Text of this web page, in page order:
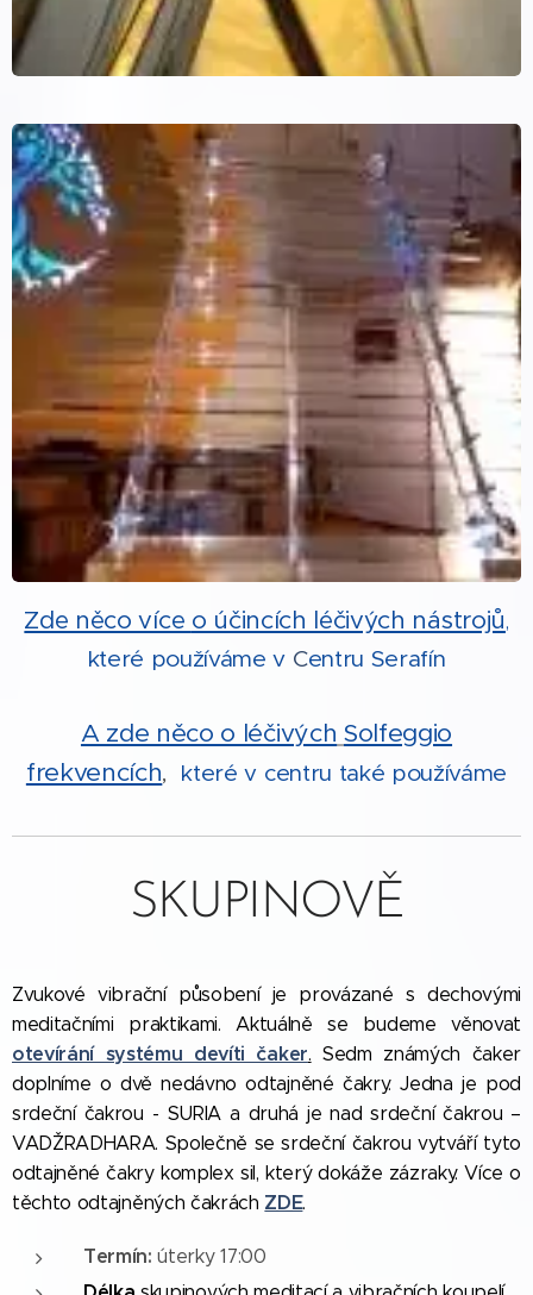
Zde něco více o účincích léčivých nástrojů,
které používáme v Centru Serafín
A zde něco o léčivých Solfeggio
frekvencích, které v centru také používáme
SKUPINOVĚ
Zvukové vibrační působení je provázané s dechovými
meditačními praktikami. Aktuálně se budeme věnovat
otevírání systému devíti čaker. Sedm známých čaker
doplníme o dvě nedávno odtajněné čakry. Jedna je pod
srdeční čakrou - SURIA a druhá je nad srdeční čakrou –
VADŽRADHARA. Společně se srdeční čakrou vytváří tyto
odtajněné čakry komplex sil, který dokáže zázraky. Více o
těchto odtajněných čakrách ZDE.
Termín:úterky 17:00